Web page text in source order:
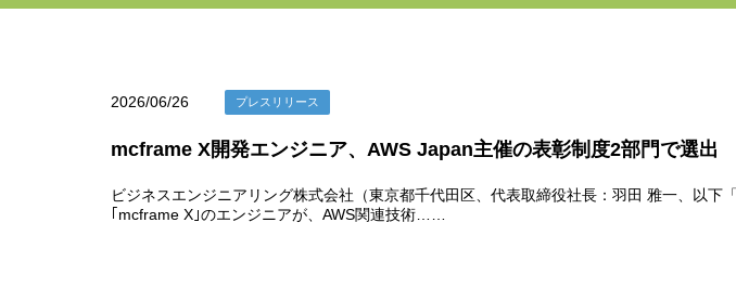
2026/06/26 プレスリリース
mcframe X開発エンジニア、AWS Japan主催の表彰制度2部門で選出
ビジネスエンジニアリング株式会社（東京都千代田区、代表取締役社長：羽田 雅一、以下
｢mcframe X｣のエンジニアが、AWS関連技術……